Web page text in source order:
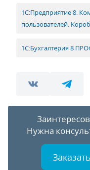
1С:Предприятие 8.
пользователей.
1С:Бухгалтерия 8
Нужна